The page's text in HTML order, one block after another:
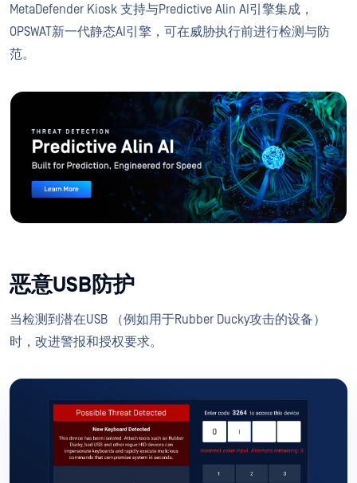
MetaDefender Kiosk 支持与Predictive Alin AI引擎集成，
OPSWAT新一代静态AI引擎，可在威胁执行前进行检测与防
范。
威胁检测
预测性艾琳人工智能
为预测而生，为速度而造
了解更多
恶意USB防护
当检测到潜在USB （例如用于Rubber Ducky攻击的设备）
时，改进警报和授权要求。